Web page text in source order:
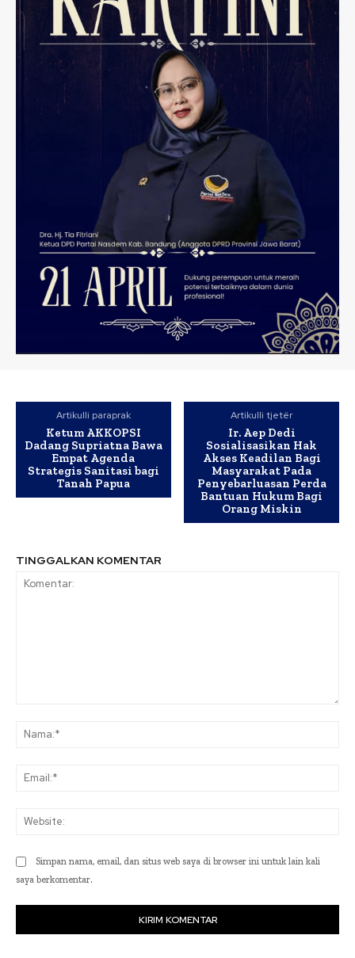
Artikulli paraprak
Ketum AKKOPSI
Dadang Supriatna Bawa
Empat Agenda
Strategis Sanitasi bagi
Tanah Papua
Artikulli tjetër
Ir. Aep Dedi
Sosialisasikan Hak
Akses Keadilan Bagi
Masyarakat Pada
Penyebarluasan Perda
Bantuan Hukum Bagi
Orang Miskin
TINGGALKAN KOMENTAR
Simpan nama, email, dan situs web saya di browser ini untuk lain kali
saya berkomentar.